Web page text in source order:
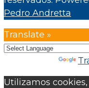
Pedro Andretta
Translate »
Utilizamos